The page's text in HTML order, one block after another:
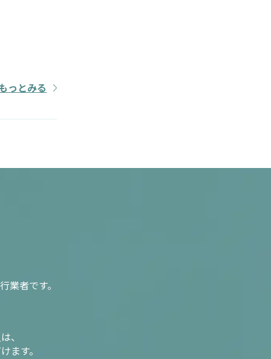
っとみる
業者です。
、
ます。